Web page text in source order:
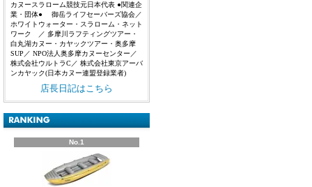
カヌースラローム競技元日本代表 ●関連企
業・団体● 御岳ライフセーバーズ協会／
ホワイトウォーター・スラローム・ネット
ワーク ／ 多摩川ラフティングツアー・
白丸湖カヌー・カヤックツアー・奥多摩
SUP／ NPO法人奥多摩カヌーセンター／
株式会社ウルトラC／ 株式会社東京アーバ
ンカヤック(日本カヌー連盟登録業者)
店長日記はこちら
No.1